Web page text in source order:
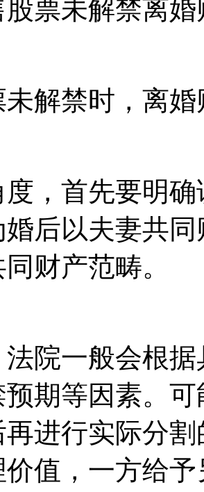
票未解禁离
未解禁时，离
度，首先要明
婚后以夫妻共
财产范畴。
院一般会根
期等因素。
进行实际分
价值，一方给